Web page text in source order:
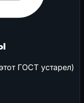
ГОСТ устарел)